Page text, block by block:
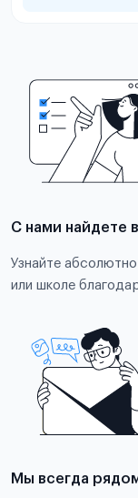
С нами найдете
Узнайте
или школе
Мы всегда